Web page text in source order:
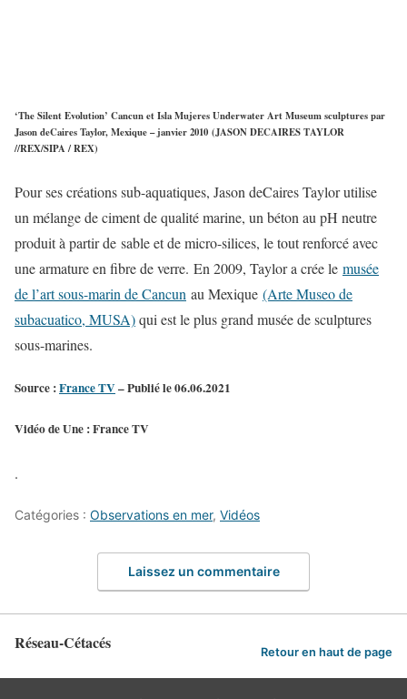
‘The Silent Evolution’ Cancun et Isla Mujeres Underwater Art Museum sculptures par
Jason deCaires Taylor, Mexique – janvier 2010 (JASON DECAIRES TAYLOR
//REX/SIPA / REX)
Pour ses créations sub-aquatiques, Jason deCaires Taylor utilise
un mélange de ciment de qualité marine, un béton au pH neutre
produit à partir de sable et de micro-silices, le tout renforcé avec
une armature en fibre de verre. En 2009, Taylor a crée le musée
de l’art sous-marin de Cancun au Mexique (Arte Museo de
subacuatico, MUSA)qui est le plus grand musée de sculptures
sous-marines.
Source :France TV– Publié le 06.06.2021
Vidéo de Une : France TV
.
Catégories : Observations en mer, Vidéos
Laissez un commentaire
Réseau-Cétacés Retour en haut de page